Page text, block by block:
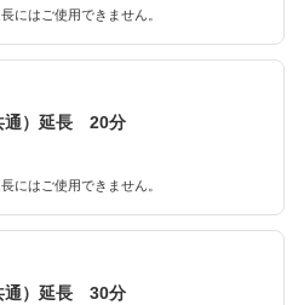
にはご使用できません。
通）延長 20分
にはご使用できません。
通）延長 30分